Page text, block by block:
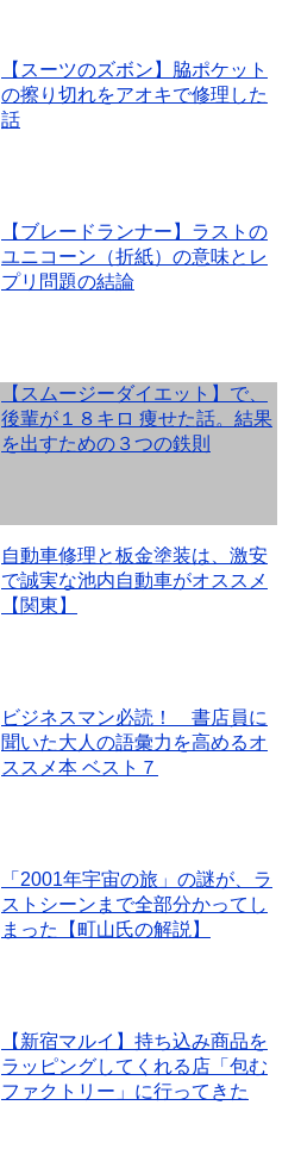
【スーツのズボン】脇ポケット
の擦り切れをアオキで修理した
話
【ブレードランナー】ラストの
ユニコーン（折紙）の意味とレ
プリ問題の結論
【スムージーダイエット】で、
後輩が１８キロ 痩せた話。結果
を出すための３つの鉄則
自動車修理と板金塗装は、激安
で誠実な池内自動車がオススメ
【関東】
ビジネスマン必読！ 書店員に
聞いた大人の語彙力を高めるオ
ススメ本 ベスト７
「2001年宇宙の旅」の謎が、ラ
ストシーンまで全部分かってし
まった【町山氏の解説】
【新宿マルイ】持ち込み商品を
ラッピングしてくれる店「包む
ファクトリー」に行ってきた